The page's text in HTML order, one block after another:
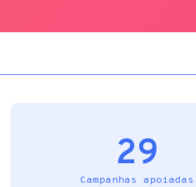
29
Campanhas apoiadas